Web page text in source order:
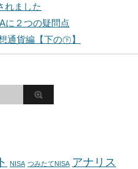
れました
に２つの疑問点
通貨編【下の㊦】
NISA つみたてNISA アナリス